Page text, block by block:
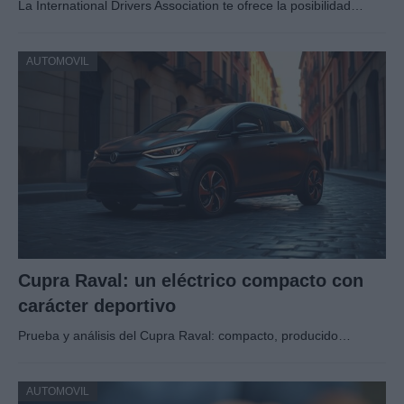
La International Drivers Association te ofrece la posibilidad…
AUTOMOVIL
Cupra Raval: un eléctrico compacto con
carácter deportivo
Prueba y análisis del Cupra Raval: compacto, producido…
AUTOMOVIL